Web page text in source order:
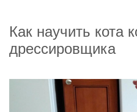
Как научить кота
дрессировщика